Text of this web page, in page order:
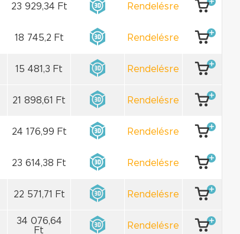
23 929,34 Ft Rendelésre
18 745,2 Ft Rendelésre
15 481,3 Ft Rendelésre
21 898,61 Ft Rendelésre
24 176,99 Ft Rendelésre
23 614,38 Ft Rendelésre
22 571,71 Ft Rendelésre
34 076,64
Ft
Rendelésre